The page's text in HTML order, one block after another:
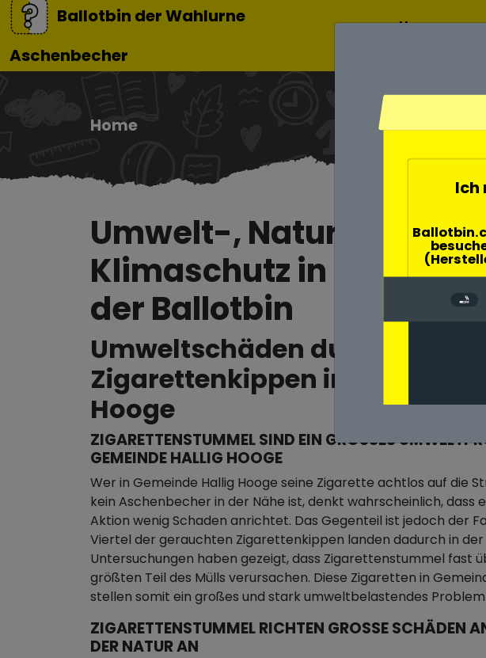
Ballotbin der Wahlurne
Aschenbecher
Home
Home
Umwelt-, Natur- und
Klimaschutz in Hallig
der Ballotbin
Umweltschäden durch
Zigarettenkippen in Gemeinde
Hooge
ZIGARETTENSTUMMEL SIND EIN GROSSES
EMEINDE HALLIG HOOGE
Wer in Gemeinde Hallig Hooge seine Zigarette achtlos auf die
kein Aschenbecher in der Nähe ist, denkt wahrscheinlich, dass
Aktion wenig Schaden anrichtet. Das Gegenteil ist jedoch der
Viertel der gerauchten Zigarettenkippen landen dadurch in der
Untersuchungen haben gezeigt, dass Zigarettenstummel fast
größten Teil des Mülls verursachen. Diese Zigaretten in
stellen somit ein großes und stark umweltbelastendes
ZIGARETTENSTUMMEL RICHTEN GROSSE SCHÄDEN AN
ER NATUR AN
Ich